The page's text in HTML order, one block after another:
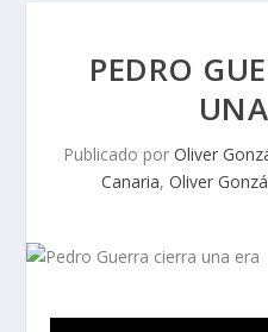
PEDRO
Publicado por Oliver
Canaria, Oliver